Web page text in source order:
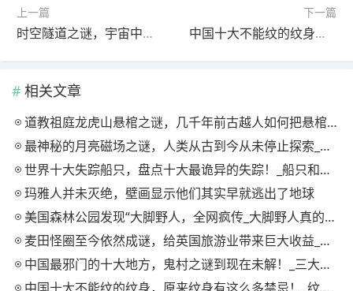
上一篇
时空隧道之谜，宇宙中是否存在平行空间_贵州时空隧道之谜
下一篇
中国十大不能纹的纹身，原来纹身有这么多禁忌！_纹身不能纹什么
相关文章
道教祖庭龙虎山悬棺之谜，几千年前古越人如何把悬棺放上悬崖的？
最神秘的月亮磁场之谜，人类从古到今从未停止探索_月球是不是月亮
世界十大失踪船只，盘点十大最诡异的失踪！_船只和飞机失踪最多的地方
玛雅人并未灭绝，壁画显示他们其实早就逃出了地球
美国森林公园发现“大脚野人，全网疯传_大脚野人真的存在吗
麦田怪圈至今依然成谜，给英国旅游业带来巨大收益_麦田怪圈在英国的哪个地方
中国最邪门的十大地方，鬼村之谜到现在未解！_三大鬼村